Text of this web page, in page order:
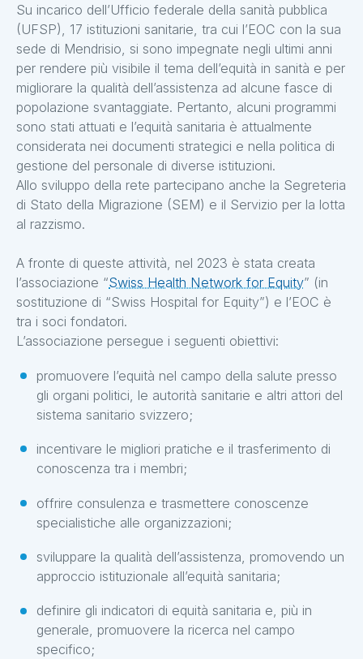
Su incarico dell’Ufficio federale della sanità pubblica
(UFSP), 17 istituzioni sanitarie, tra cui l’EOC con la sua
sede di Mendrisio, si sono impegnate negli ultimi anni
per rendere più visibile il tema dell’equità in sanità e per
migliorare la qualità dell’assistenza ad alcune fasce di
popolazione svantaggiate. Pertanto, alcuni programmi
sono stati attuati e l’equità sanitaria è attualmente
considerata nei documenti strategici e nella politica di
gestione del personale di diverse istituzioni.
Allo sviluppo della rete partecipano anche la Segreteria
di Stato della Migrazione (SEM) e il Servizio per la lotta
al razzismo.
A fronte di queste attività, nel 2023 è stata creata
l’associazione “Swiss Health Network for Equity” (in
sostituzione di “Swiss Hospital for Equity”) e l’EOC è
tra i soci fondatori.
L’associazione persegue i seguenti obiettivi:
promuovere l’equità nel campo della salute presso
gli organi politici, le autorità sanitarie e altri attori del
sistema sanitario svizzero;
incentivare le migliori pratiche e il trasferimento di
conoscenza tra i membri;
offrire consulenza e trasmettere conoscenze
specialistiche alle organizzazioni;
sviluppare la qualità dell’assistenza, promovendo un
approccio istituzionale all’equità sanitaria;
definire gli indicatori di equità sanitaria e, più in
generale, promuovere la ricerca nel campo
specifico;